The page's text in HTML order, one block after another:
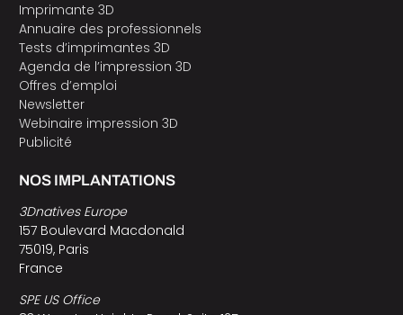
Imprimante 3D
Annuaire des professionnels
Tests d’imprimantes 3D
Agenda de l’impression 3D
Offres d’emploi
Newsletter
Webinaire impression 3D
Publicité
NOS IMPLANTATIONS
3Dnatives Europe
157 Boulevard Macdonald
75019, Paris
France
SPE US Office